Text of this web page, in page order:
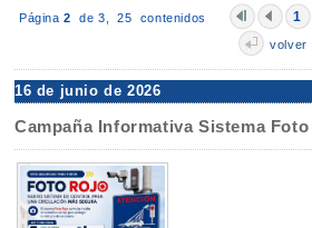
Página 2 de 3,25 contenidos 1
volver
16 de junio de 2026
Campaña Informativa Sistema